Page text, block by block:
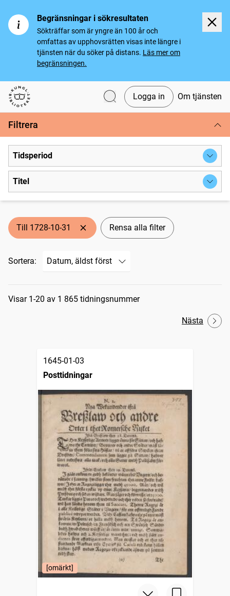
Begränsningar i sökresultaten
Sökträffar som är yngre än 100 år och
omfattas av upphovsrätten visas inte längre i
tjänsten när du söker på distans. Läs mer om
begränsningen.
Svenska tidningar
Logga in Om tjänsten
Filtrera
Tidsperiod
Titel
Till 1728-10-31 Rensa alla filter
Sortera:
Sökresultat
Visar 1-20 av 1 865 tidningsnummer
Nästa
1645-01-03
Posttidningar
[omärkt]